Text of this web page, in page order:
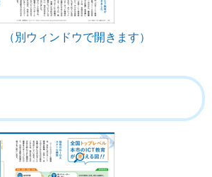
別ウィンドウで開きます）